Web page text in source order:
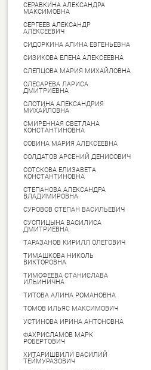
СЕРАВКИНА АЛЕКСАНДРА
МАКСИМОВНА
СЕРГЕЕВ АЛЕКСАНДР
АЛЕКСЕЕВИЧ
СИДОРКИНА АЛИНА ЕВГЕНЬЕВНА
СИЗИКОВА ЕЛЕНА АЛЕКСЕЕВНА
СЛЕПЦОВА МАРИЯ МИХАЙЛОВНА
СЛЕСАРЕВА ЛАРИСА
ДМИТРИЕВНА
СЛОТИНА АЛЕКСАНДРИЯ
МИХАЙЛОВНА
СМИРЕННАЯ СВЕТЛАНА
КОНСТАНТИНОВНА
СОВИНА МАРИЯ АЛЕКСЕЕВНА
СОЛДАТОВ АРСЕНИЙ ДЕНИСОВИЧ
СОТСКОВА ЕЛИЗАВЕТА
КОНСТАНТИНОВНА
СТЕПАНОВА АЛЕКСАНДРА
ВЛАДИМИРОВНА
СУРОВОВ СТЕПАН ВАСИЛЬЕВИЧ
СУСПИЦЫНА ВАСИЛИСА
ДМИТРИЕВНА
ТАРАЗАНОВ КИРИЛЛ ОЛЕГОВИЧ
ТИМАШКОВА НИКОЛЬ
ВИКТОРОВНА
ТИМОФЕЕВА СТАНИСЛАВА
ИЛЬИНИЧНА
ТИТОВА АЛИНА РОМАНОВНА
ТОМОВ ИЛЬЯС МАКСИМОВИЧ
УСТИНОВА ИРИНА АНТОНОВНА
ФАХРИСЛАМОВ МАРК
РОБЕРТОВИЧ
ХИТАРИШВИЛИ ВАСИЛИЙ
ТЕЙМУРАЗОВИЧ